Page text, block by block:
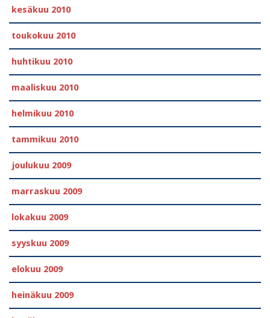
kesäkuu 2010
toukokuu 2010
huhtikuu 2010
maaliskuu 2010
helmikuu 2010
tammikuu 2010
joulukuu 2009
marraskuu 2009
lokakuu 2009
syyskuu 2009
elokuu 2009
heinäkuu 2009